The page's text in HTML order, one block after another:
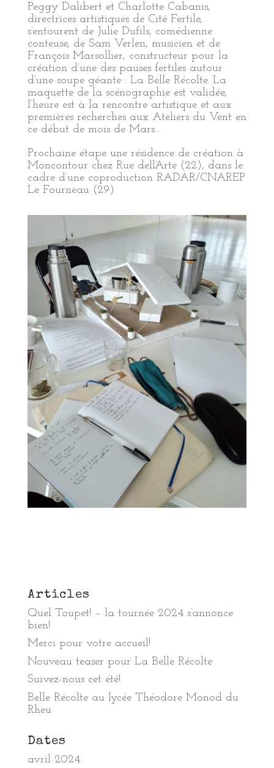
Peggy Dalibert et Charlotte Cabanis,
directrices artistiques de Cité Fertile,
s’entourent de Julie Dufils, comédienne
conteuse, de Sam Verlen, musicien et de
François Marsollier, constructeur pour la
création d’une des pauses fertiles autour
d’une soupe géante : La Belle Récolte. La
maquette de la scénographie est validée,
l’heure est à la rencontre artistique et aux
premières recherches aux Ateliers du Vent en
ce début de mois de Mars…
Prochaine étape une résidence de création à
Moncontour chez Rue dell’Arte (22), dans le
cadre d’une coproduction RADAR/CNAREP
Le Fourneau (29)
Articles
Quel Toupet! – la tournée 2024 s’annonce
bien!
Merci pour votre accueil!
Nouveau teaser pour La Belle Récolte
Suivez-nous cet été!
Belle Récolte au lycée Théodore Monod du
Rheu
Dates
avril 2024